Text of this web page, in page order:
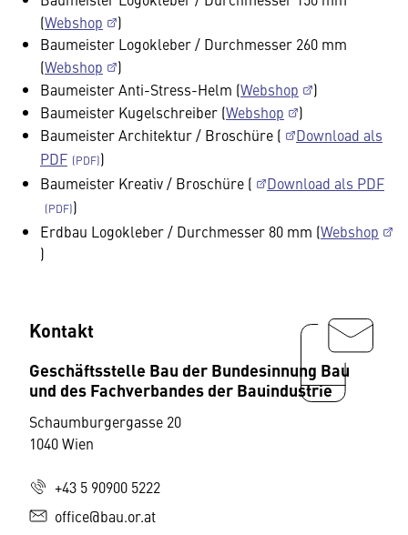
(Webshop
)
Baumeister Logokleber / Durchmesser 260 mm
(Webshop
)
Baumeister Anti-Stress-Helm (Webshop
)
Baumeister Kugelschreiber (Webshop
)
Baumeister Architektur / Broschüre (
Download als
PDF
)
Baumeister Kreativ / Broschüre (
Download als PDF
)
Erdbau Logokleber / Durchmesser 80 mm (Webshop
)
Kontakt
Geschäftsstelle Bau der Bundesinnung Bau
und des Fachverbandes der Bauindustrie
Schaumburgergasse 20
1040 Wien
+43 5 90900 5222
office@bau.or.at